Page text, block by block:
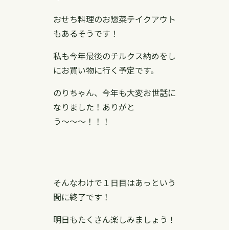
おせち料理のお惣菜テイクアウト
もあるそうです！
私も今年最後のチルクス納めをし
にお買い物に行く予定です。
のりちゃん、今年も大変お世話に
なりました！ありがと
う〜〜〜！！！
そんなわけで１日目はあっという
間に終了です！
明日もたくさん楽しみましょう！